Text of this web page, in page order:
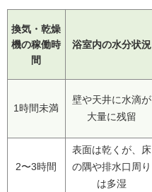
換気・乾燥
機の稼働時
間
浴室内の水分状況
1時間未満
壁や天井に水滴が
大量に残留
2〜3時間
表面は乾くが、床
の隅や排水口周り
は多湿